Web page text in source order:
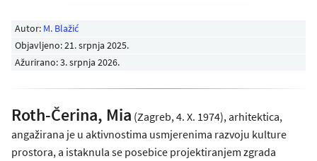
Autor: M. Blažić
Objavljeno:21. srpnja 2025.
Ažurirano: 3. srpnja 2026.
Roth-Čerina, Mia (Zagreb, 4. X. 1974), arhitektica,
angažirana je u aktivnostima usmjerenima razvoju kulture
prostora, a istaknula se posebice projektiranjem zgrada